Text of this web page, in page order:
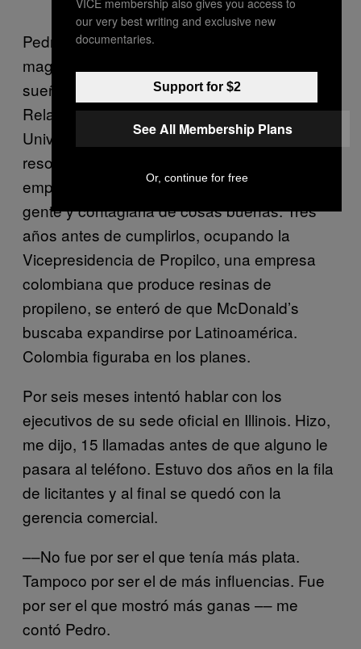
Pedro cree en la fuerza de los sueños. En su
magnetismo y su poder de atracción. Su
sueño: mientras estudiaba Economía,
Relaciones Internacionales e Historia en la
Universidad de Virginia, Estados Unidos,
resolvió que a los 35 años quería dirigir una
empresa que le permitiera estar cerca de la
gente y contagiarla de cosas buenas. Tres
años antes de cumplirlos, ocupando la
Vicepresidencia de Propilco, una empresa
colombiana que produce resinas de
propileno, se enteró de que McDonald’s
buscaba expandirse por Latinoamérica.
Colombia figuraba en los planes.
Por seis meses intentó hablar con los
ejecutivos de su sede oficial en Illinois. Hizo,
me dijo, 15 llamadas antes de que alguno le
pasara al teléfono. Estuvo dos años en la fila
de licitantes y al final se quedó con la
gerencia comercial.
––No fue por ser el que tenía más plata.
Tampoco por ser el de más influencias. Fue
por ser el que mostró más ganas –– me
contó Pedro.
our very best writing and exclusive new
documentaries.
Support for $2
See All Membership Plans
Or, continue for free